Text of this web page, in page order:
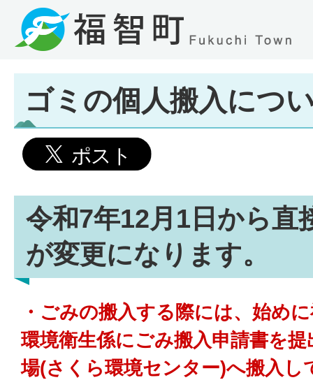
ゴミの個人搬入につ
令和7年12月1日から直
が変更になります。
・ごみの搬入する際には、始め
環境衛生係にごみ搬入申請書を
場(さくら環境センター)へ搬入し